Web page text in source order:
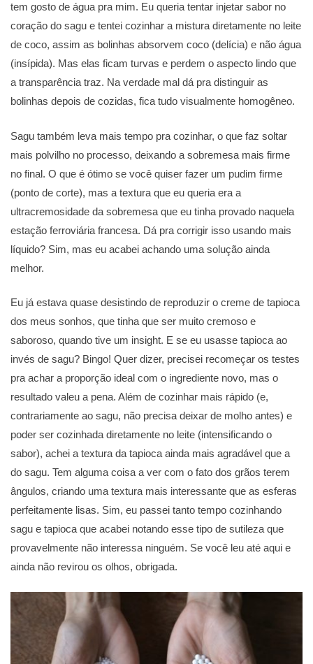
tem gosto de água pra mim. Eu queria tentar injetar sabor no
coração do sagu e tentei cozinhar a mistura diretamente no leite
de coco, assim as bolinhas absorvem coco (delícia) e não água
(insípida). Mas elas ficam turvas e perdem o aspecto lindo que
a transparência traz. Na verdade mal dá pra distinguir as
bolinhas depois de cozidas, fica tudo visualmente homogêneo.
Sagu também leva mais tempo pra cozinhar, o que faz soltar
mais polvilho no processo, deixando a sobremesa mais firme
no final. O que é ótimo se você quiser fazer um pudim firme
(ponto de corte), mas a textura que eu queria era a
ultracremosidade da sobremesa que eu tinha provado naquela
estação ferroviária francesa. Dá pra corrigir isso usando mais
líquido? Sim, mas eu acabei achando uma solução ainda
melhor.
Eu já estava quase desistindo de reproduzir o creme de tapioca
dos meus sonhos, que tinha que ser muito cremoso e
saboroso, quando tive um insight. E se eu usasse tapioca ao
invés de sagu? Bingo! Quer dizer, precisei recomeçar os testes
pra achar a proporção ideal com o ingrediente novo, mas o
resultado valeu a pena. Além de cozinhar mais rápido (e,
contrariamente ao sagu, não precisa deixar de molho antes) e
poder ser cozinhada diretamente no leite (intensificando o
sabor), achei a textura da tapioca ainda mais agradável que a
do sagu. Tem alguma coisa a ver com o fato dos grãos terem
ângulos, criando uma textura mais interessante que as esferas
perfeitamente lisas. Sim, eu passei tanto tempo cozinhando
sagu e tapioca que acabei notando esse tipo de sutileza que
provavelmente não interessa ninguém. Se você leu até aqui e
ainda não revirou os olhos, obrigada.